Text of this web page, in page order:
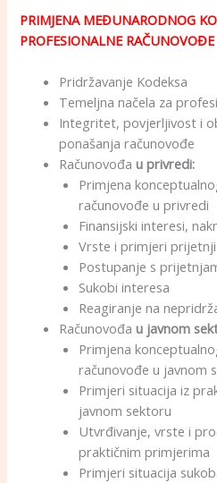
PRIMJENA MEĐUNARODNOG
PROFESIONALNE RAČUNOVOĐE
Pridržavanje Kodeksa
Temeljna načela za
Integritet, povjerljivost i
ponašanja računovođe
Računovođau privredi:
Primjena
računovođe u privredi
Finansijski interesi,
Vrste i primjeri prijetnji
Postupanje s
Sukobi interesa
Reagiranje na
Računovođau javnom
Primjena
računovođe u javnom
Primjeri situacija iz
javnom sektoru
Utvrđivanje, vrste i
praktičnim primjerima
Primjeri situacija